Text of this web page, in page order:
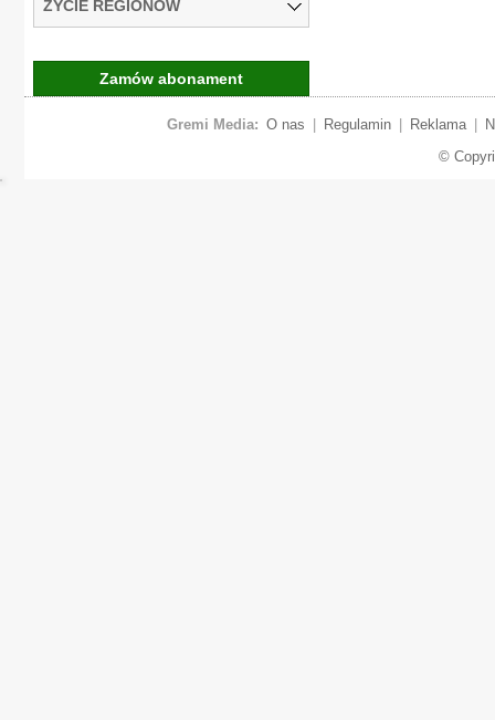
ŻYCIE REGIONÓW
Zamów abonament
Gremi Media: O nas Regulamin Reklama
©